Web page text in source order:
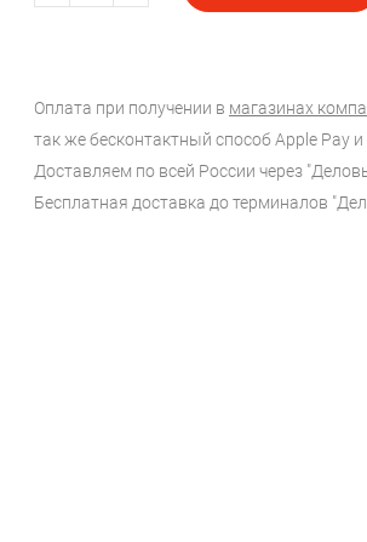
Оплата при получении в магазинах
так же бесконтактный способ Apple Pay и
Доставляем по всей России через
Бесплатная доставка до терминалов